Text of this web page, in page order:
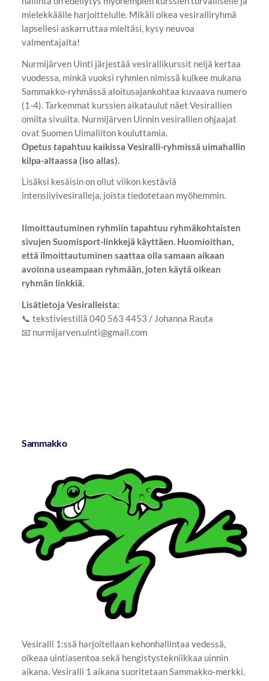
mielekkäälle harjoittelulle. Mikäli oikea vesiralliryhmä
lapsellesi askarruttaa mieltäsi, kysy neuvoa
valmentajalta!
Nurmijärven Uinti järjestää vesirallikurssit neljä kertaa
vuodessa, minkä vuoksi ryhmien nimissä kulkee mukana
Sammakko-ryhmässä aloitusajankohtaa kuvaava numero
(1-4). Tarkemmat kurssien aikataulut näet Vesirallien
omilta sivuilta. Nurmijärven Uinnin vesirallien ohjaajat
ovat Suomen Uimaliiton kouluttamia.
Opetus tapahtuu kaikissa Vesiralli-ryhmissä uimahallin
kilpa-altaassa (iso allas).
Lisäksi kesäisin on ollut viikon kestäviä
intensiivivesiralleja, joista tiedotetaan myöhemmin.
Ilmoittautuminen ryhmiin tapahtuu ryhmäkohtaisten
sivujen Suomisport-linkkejä käyttäen. Huomioithan,
että ilmoittautuminen saattaa olla samaan aikaan
avoinna useampaan ryhmään, joten käytä oikean
ryhmän linkkiä.
Lisätietoja Vesiralleista:
📞 tekstiviestillä 040 563 4453 / Johanna Rauta
📧 nurmijarven.uinti@gmail.com
Sammakko
Vesiralli 1:ssä harjoitellaan kehonhallintaa vedessä,
oikeaa uintiasentoa sekä hengistystekniikkaa uinnin
aikana. Vesiralli 1 aikana suoritetaan Sammakko-merkki.